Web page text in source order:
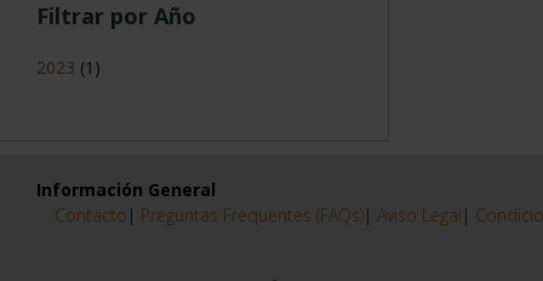
Filtrar por Año
2023 (1)
Información General
Contacto | Preguntas Frequentes (FAQs)| Aviso Legal |